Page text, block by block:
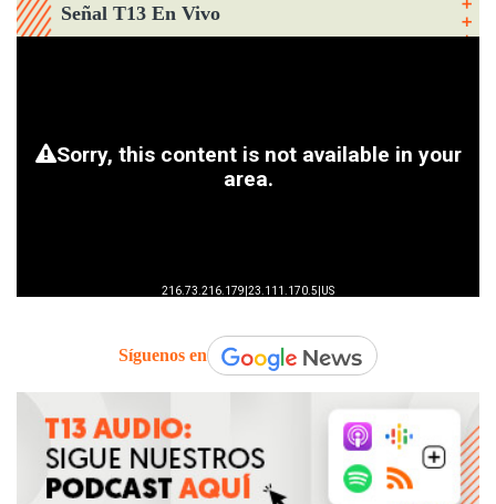
Señal T13 En Vivo
Síguenos en